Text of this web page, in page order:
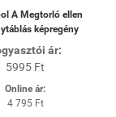
A Megtorló ellen
képregény
ár:
5995 Ft
Online ár:
4 795 Ft